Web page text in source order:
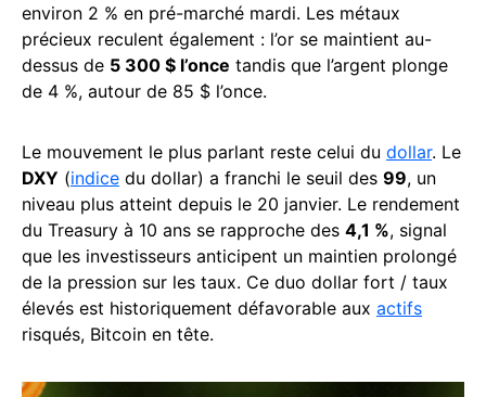
environ 2 % en pré-marché mardi. Les métaux
précieux reculent également : l’or se maintient au-
dessus de 5 300 $ l’once tandis que l’argent plonge
de 4 %, autour de 85 $ l’once.
Le mouvement le plus parlant reste celui du dollar. Le
DXY (indice du dollar) a franchi le seuil des 99, un
niveau plus atteint depuis le 20 janvier. Le rendement
du Treasury à 10 ans se rapproche des 4,1 %, signal
que les investisseurs anticipent un maintien prolongé
de la pression sur les taux. Ce duo dollar fort / taux
élevés est historiquement défavorable aux actifs
risqués, Bitcoin en tête.